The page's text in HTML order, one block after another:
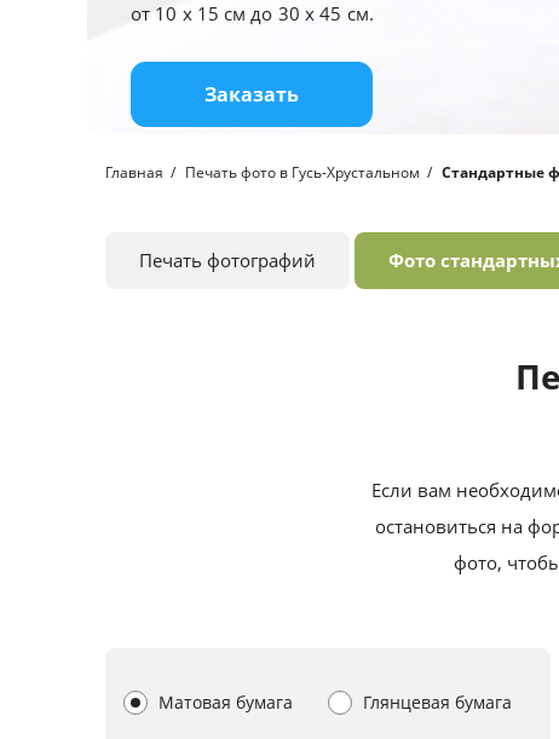
от 10 х 15 см до 30 х 45 см.
Заказать
Главная Печать фото в Гусь-Хрустальном Стандартные
Печать фотографий Фото
Если вам
остановиться на
фото,
Матовая бумага Глянцевая бумага